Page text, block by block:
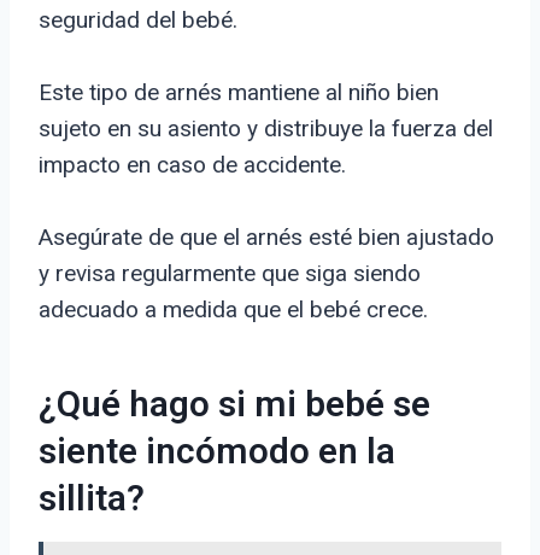
seguridad del bebé.
Este tipo de arnés mantiene al niño bien
sujeto en su asiento y distribuye la fuerza del
impacto en caso de accidente.
Asegúrate de que el arnés esté bien ajustado
y revisa regularmente que siga siendo
adecuado a medida que el bebé crece.
¿Qué hago si mi bebé se
siente incómodo en la
sillita?